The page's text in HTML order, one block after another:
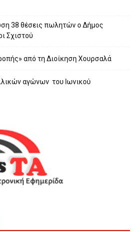
38 θέσεις πωλητών ο Δήμος
Σχιστού
από τη Διοίκηση Χουρσαλά
αγώνων του Ιωνικού